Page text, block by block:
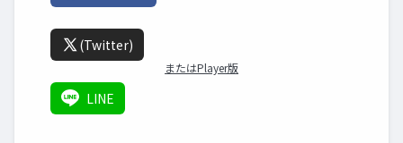
(Twitter)
またはPlayer版
LINE